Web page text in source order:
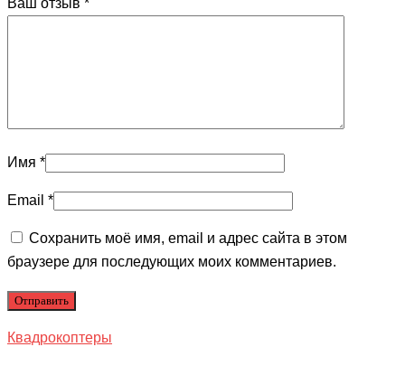
Ваш отзыв *
Имя *
Email *
Сохранить моё имя, email и адрес сайта в этом
браузере для последующих моих комментариев.
Квадрокоптеры